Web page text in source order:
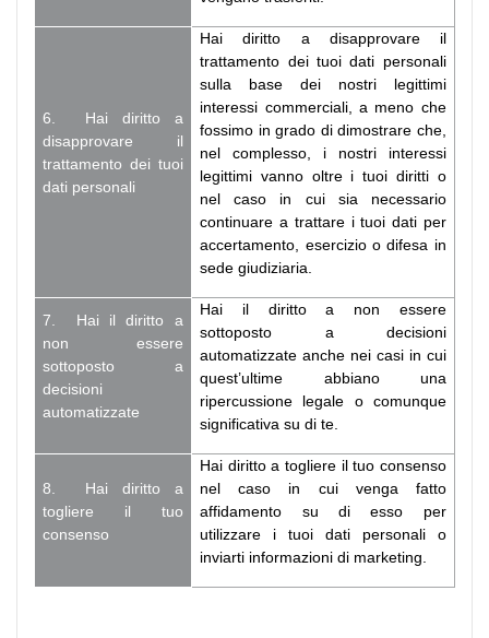
6. Hai diritto a
disapprovare il
trattamento dei tuoi
dati personali
Hai diritto a disapprovare il
trattamento dei tuoi dati personali
sulla base dei nostri legittimi
interessi commerciali, a meno che
fossimo in grado di dimostrare che,
nel complesso, i nostri interessi
legittimi vanno oltre i tuoi diritti o
nel caso in cui sia necessario
continuare a trattare i tuoi dati per
accertamento, esercizio o difesa in
sede giudiziaria.
7. Hai il diritto a
non essere
sottoposto a
decisioni
automatizzate
Hai il diritto a non essere
sottoposto a decisioni
automatizzate anche nei casi in cui
quest’ultime abbiano una
ripercussione legale o comunque
significativa su di te.
8. Hai diritto a
togliere il tuo
consenso
Hai diritto a togliere il tuo consenso
nel caso in cui venga fatto
affidamento su di esso per
utilizzare i tuoi dati personali o
inviarti informazioni di marketing.